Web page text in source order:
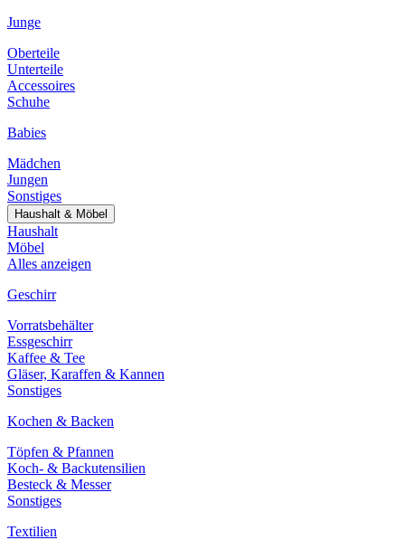
Junge
Oberteile
Unterteile
Accessoires
Schuhe
Babies
Mädchen
Jungen
Sonstiges
Haushalt & Möbel
Haushalt
Möbel
Alles anzeigen
Geschirr
Vorratsbehälter
Essgeschirr
Kaffee & Tee
Gläser, Karaffen & Kannen
Sonstiges
Kochen & Backen
Töpfen & Pfannen
Koch- & Backutensilien
Besteck & Messer
Sonstiges
Textilien